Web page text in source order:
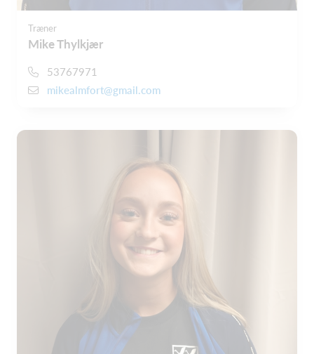
Træner
Mike Thylkjær
53767971
mikealmfort@gmail.com